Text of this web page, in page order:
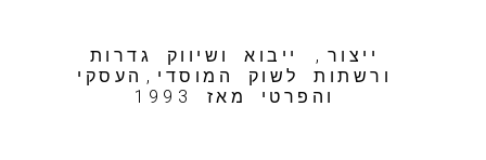
ייצור, ייבוא ושיווק גדרות
ורשתות לשוק המוסדי,העסקי
והפרטי מאז 1993